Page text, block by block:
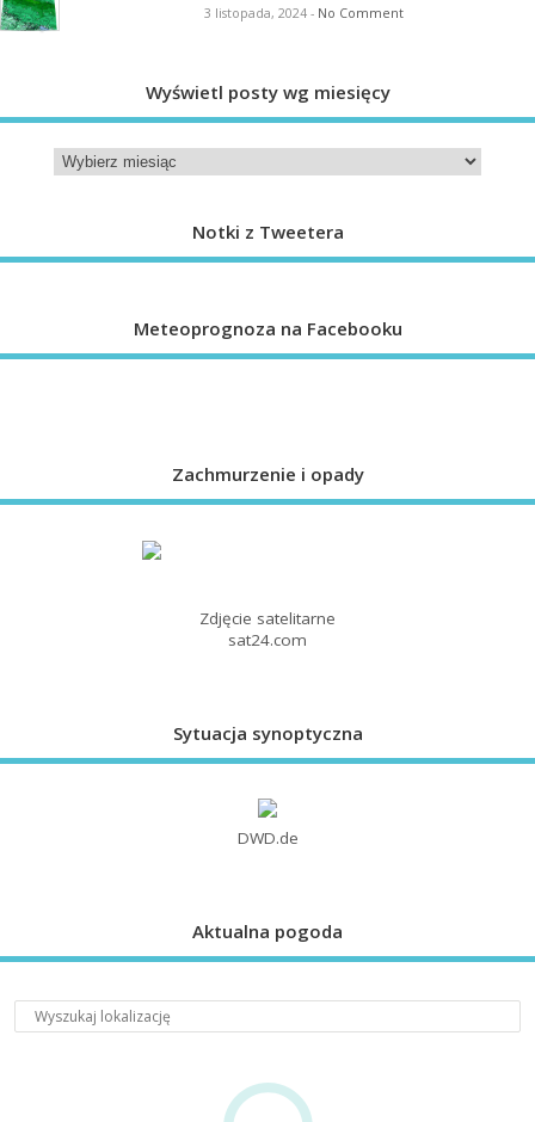
3 listopada, 2024- No Comment
Wyświetl posty wg miesięcy
Notki z Tweetera
Meteoprognoza na Facebooku
Zachmurzenie i opady
Zdjęcie satelitarne
sat24.com
Sytuacja synoptyczna
DWD.de
Aktualna pogoda